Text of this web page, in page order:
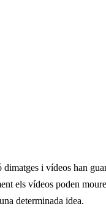
i vídeos han
els vídeos poden
determinada idea.